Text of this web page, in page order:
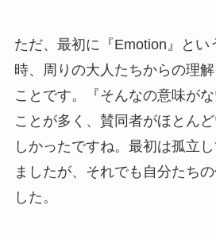
ただ、最初に『Emotion』とい
時、周りの大人たちからの理
ことです。『そんなの意味が
ことが多く、賛同者がほとん
しかったですね。最初は孤立
ましたが、それでも自分たち
した。